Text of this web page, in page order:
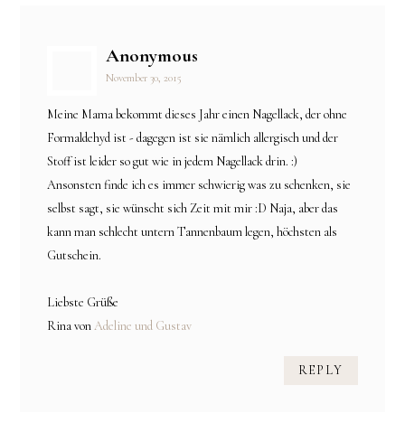
Anonymous
November 30, 2015
Meine Mama bekommt dieses Jahr einen Nagellack, der ohne
Formaldehyd ist - dagegen ist sie nämlich allergisch und der
Stoff ist leider so gut wie in jedem Nagellack drin. :)
Ansonsten finde ich es immer schwierig was zu schenken, sie
selbst sagt, sie wünscht sich Zeit mit mir :D Naja, aber das
kann man schlecht untern Tannenbaum legen, höchsten als
Gutschein.
Liebste Grüße
Rina vonAdeline und Gustav
REPLY